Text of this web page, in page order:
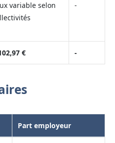
variable selon
-
€ -
Part employeur